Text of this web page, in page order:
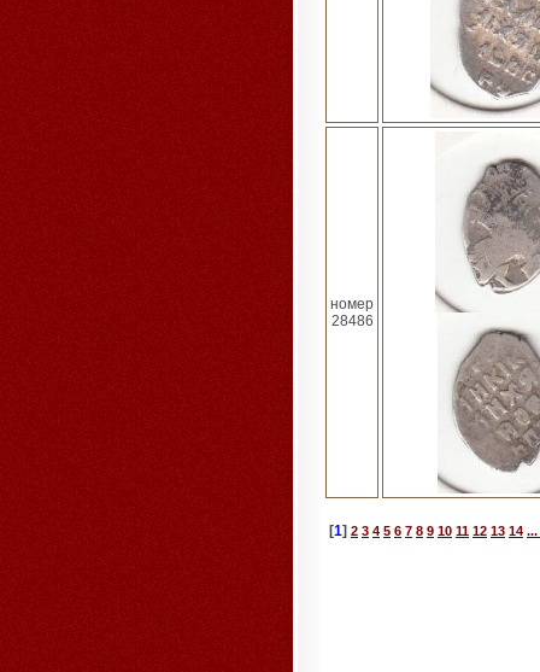
номер
28486
[1] 2 3 4 5 6 7 8 9 10 11 12 13 14 ...